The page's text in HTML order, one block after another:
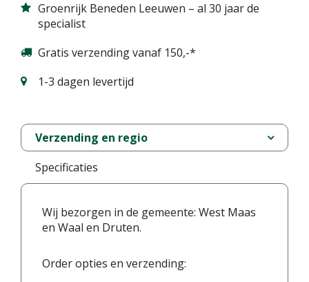
Groenrijk Beneden Leeuwen – al 30 jaar de
specialist
Gratis verzending vanaf 150,-*
1-3 dagen levertijd
Verzending en regio
Specificaties
Wij bezorgen in de gemeente: West Maas
en Waal en Druten.
Order opties en verzending: